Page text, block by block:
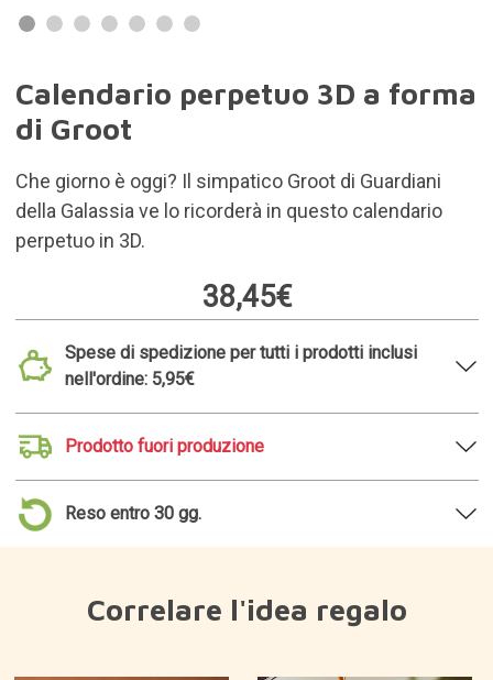
Calendario perpetuo 3D a forma
di Groot
Che giorno è oggi? Il simpatico Groot di Guardiani
della Galassia ve lo ricorderà in questo calendario
perpetuo in 3D.
38,45€
Spese di spedizione per tutti i prodotti inclusi
nell'ordine: 5,95€
Prodotto fuori produzione
Reso entro 30 gg.
Correlare l'idea regalo